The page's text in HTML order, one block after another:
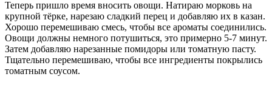
Теперь пришло время вносить овощи. Натираю морковь на
крупной тёрке, нарезаю сладкий перец и добавляю их в казан.
Хорошо перемешиваю смесь, чтобы все ароматы соединились.
Овощи должны немного потушиться, это примерно 5-7 минут.
Затем добавляю нарезанные помидоры или томатную пасту.
Тщательно перемешиваю, чтобы все ингредиенты покрылись
томатным соусом.